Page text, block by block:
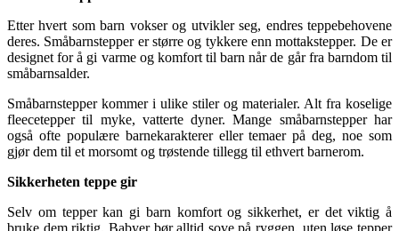
Etter hvert som barn vokser og utvikler seg, endres teppebehovene
deres. Småbarnstepper er større og tykkere enn mottakstepper. De er
designet for å gi varme og komfort til barn når de går fra barndom til
småbarnsalder.
Småbarnstepper kommer i ulike stiler og materialer. Alt fra koselige
fleecetepper til myke, vatterte dyner. Mange småbarnstepper har
også ofte populære barnekarakterer eller temaer på deg, noe som
gjør dem til et morsomt og trøstende tillegg til ethvert barnerom.
Sikkerheten teppe gir
Selv om tepper kan gi barn komfort og sikkerhet, er det viktig å
bruke dem riktig. Babyer bør alltid sove på ryggen, uten løse tepper